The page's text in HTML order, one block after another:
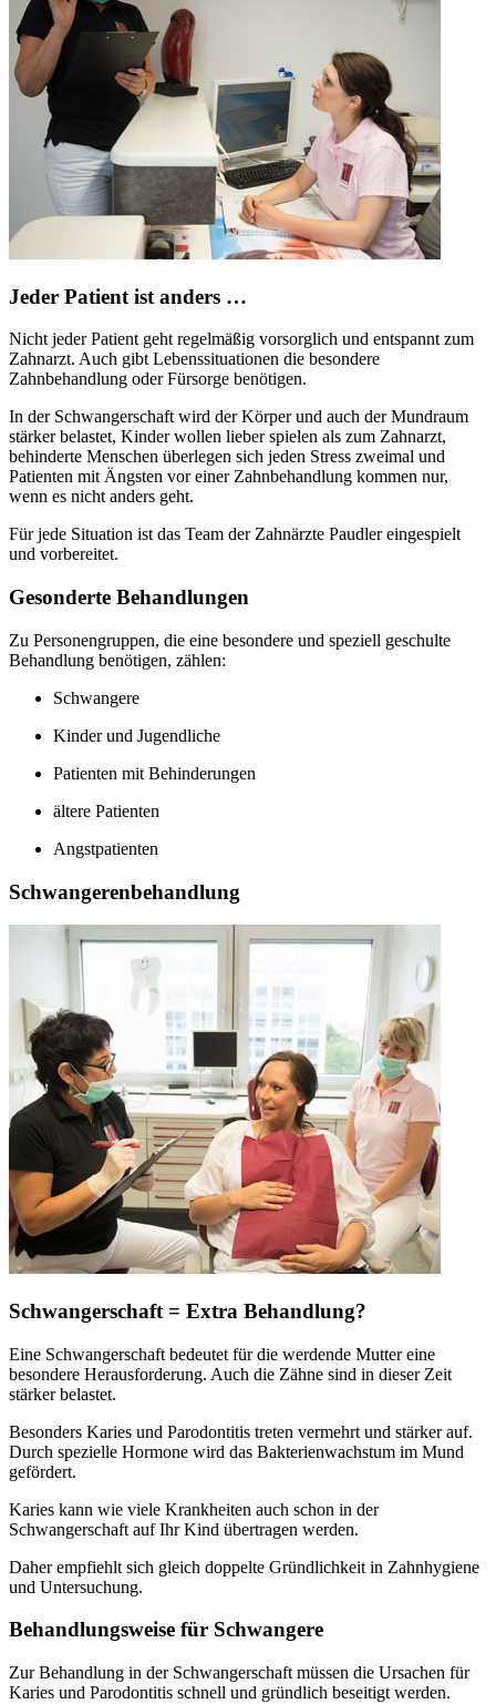
Jeder Patient ist anders …
Nicht jeder Patient geht regelmäßig vorsorglich und entspannt zum
Zahnarzt. Auch gibt Lebenssituationen die besondere
Zahnbehandlung oder Fürsorge benötigen.
In der Schwangerschaft wird der Körper und auch der Mundraum
stärker belastet, Kinder wollen lieber spielen als zum Zahnarzt,
behinderte Menschen überlegen sich jeden Stress zweimal und
Patienten mit Ängsten vor einer Zahnbehandlung kommen nur,
wenn es nicht anders geht.
Für jede Situation ist das Team der Zahnärzte Paudler eingespielt
und vorbereitet.
Gesonderte Behandlungen
Zu Personengruppen, die eine besondere und speziell geschulte
Behandlung benötigen, zählen:
Schwangere
Kinder und Jugendliche
Patienten mit Behinderungen
ältere Patienten
Angstpatienten
Schwangerenbehandlung
Schwangerschaft = Extra Behandlung?
Eine Schwangerschaft bedeutet für die werdende Mutter eine
besondere Herausforderung. Auch die Zähne sind in dieser Zeit
stärker belastet.
Besonders Karies und Parodontitis treten vermehrt und stärker auf.
Durch spezielle Hormone wird das Bakterienwachstum im Mund
gefördert.
Karies kann wie viele Krankheiten auch schon in der
Schwangerschaft auf Ihr Kind übertragen werden.
Daher empfiehlt sich gleich doppelte Gründlichkeit in Zahnhygiene
und Untersuchung.
Behandlungsweise für Schwangere
Zur Behandlung in der Schwangerschaft müssen die Ursachen für
Karies und Parodontitis schnell und gründlich beseitigt werden.